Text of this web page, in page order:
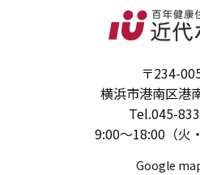
〒234-
横浜市港南区港
Tel.045-
9:00～18:00（火
Google